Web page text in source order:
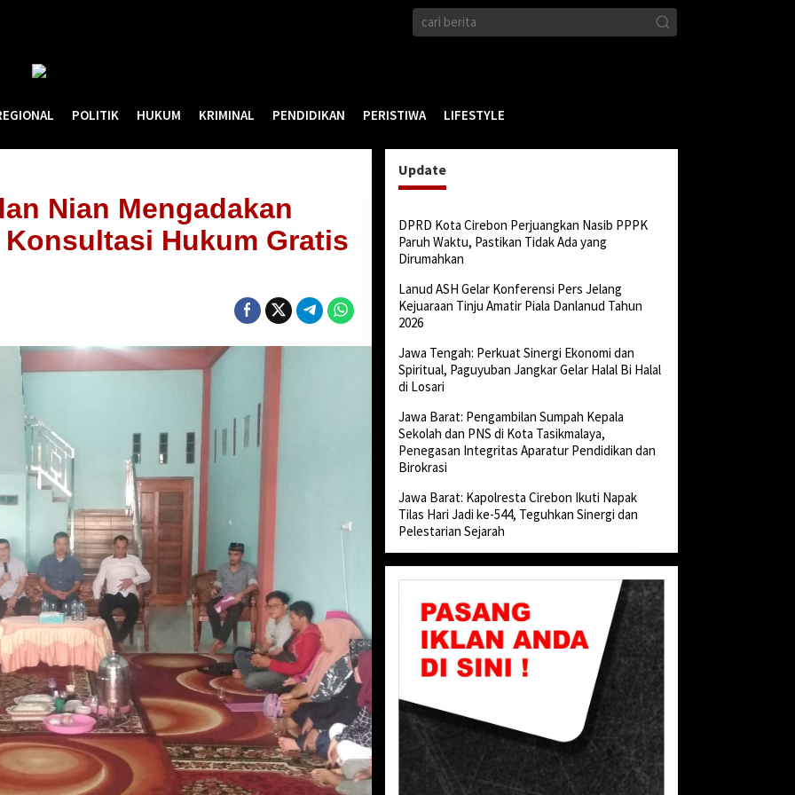
POLITIK HUKUM KRIMINAL PENDIDIKAN PERISTIWA LIFESTYLE
Nian Mengadakan
Hukum Gratis
Update
DPRD Kota Cirebon Perjuangkan Nasib PPPK
Paruh Waktu, Pastikan Tidak Ada yang
Dirumahkan
Lanud ASH Gelar Konferensi Pers Jelang
Kejuaraan Tinju Amatir Piala Danlanud Tahun
2026
Jawa Tengah: Perkuat Sinergi Ekonomi dan
Spiritual, Paguyuban Jangkar Gelar Halal Bi Halal
di Losari
Jawa Barat: Pengambilan Sumpah Kepala
Sekolah dan PNS di Kota Tasikmalaya,
Penegasan Integritas Aparatur Pendidikan dan
Birokrasi
Jawa Barat: Kapolresta Cirebon Ikuti Napak
Tilas Hari Jadi ke-544, Teguhkan Sinergi dan
Pelestarian Sejarah